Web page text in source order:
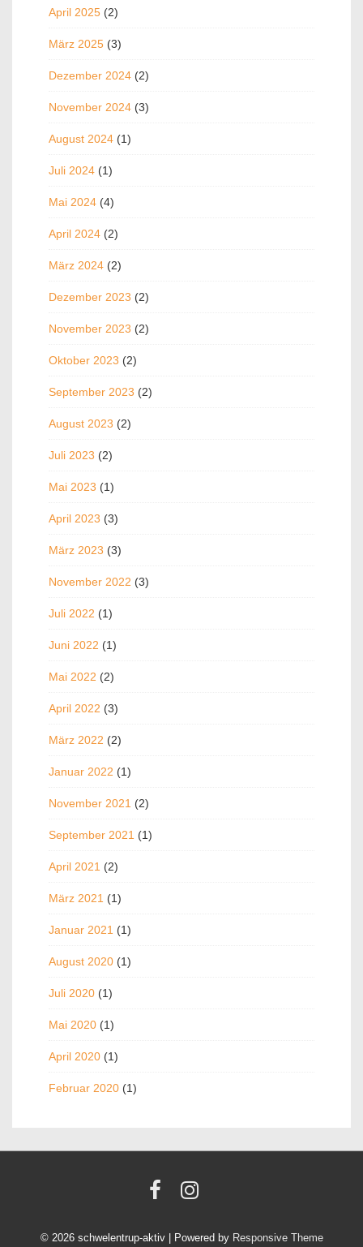
April 2025 (2)
März 2025 (3)
Dezember 2024 (2)
November 2024 (3)
August 2024 (1)
Juli 2024 (1)
Mai 2024 (4)
April 2024 (2)
März 2024 (2)
Dezember 2023 (2)
November 2023 (2)
Oktober 2023 (2)
September 2023 (2)
August 2023 (2)
Juli 2023 (2)
Mai 2023 (1)
April 2023 (3)
März 2023 (3)
November 2022 (3)
Juli 2022 (1)
Juni 2022 (1)
Mai 2022 (2)
April 2022 (3)
März 2022 (2)
Januar 2022 (1)
November 2021 (2)
September 2021 (1)
April 2021 (2)
März 2021 (1)
Januar 2021 (1)
August 2020 (1)
Juli 2020 (1)
Mai 2020 (1)
April 2020 (1)
Februar 2020 (1)
© 2026 schwelentrup-aktiv | Powered by Responsive Theme